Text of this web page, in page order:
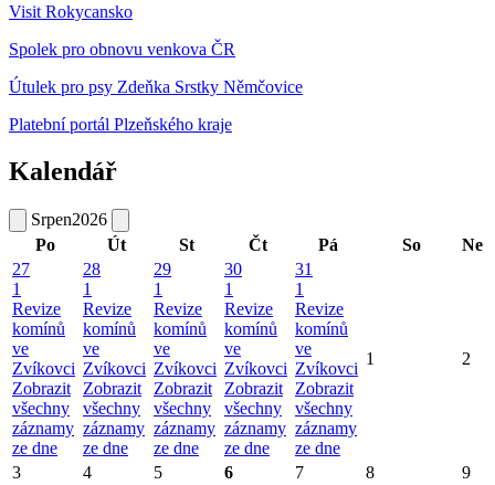
Visit Rokycansko
Spolek pro obnovu venkova ČR
Útulek pro psy Zdeňka Srstky Němčovice
Platební portál Plzeňského kraje
Kalendář
Srpen2026
Po
Út St Čt Pá So
Ne
27
1
Revize
komínů
ve
Zvíkovci
Zobrazit
všechny
záznamy
ze dne
28
1
Revize
komínů
ve
Zvíkovci
Zobrazit
všechny
záznamy
ze dne
29
1
Revize
komínů
ve
Zvíkovci
Zobrazit
všechny
záznamy
ze dne
30
1
Revize
komínů
ve
Zvíkovci
Zobrazit
všechny
záznamy
ze dne
31
1
Revize
komínů
ve
Zvíkovci
Zobrazit
všechny
záznamy
ze dne
1 2
3 4 5 6 7 8 9